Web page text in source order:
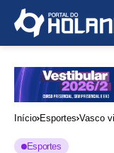
Início Esportes Vasco
Esportes